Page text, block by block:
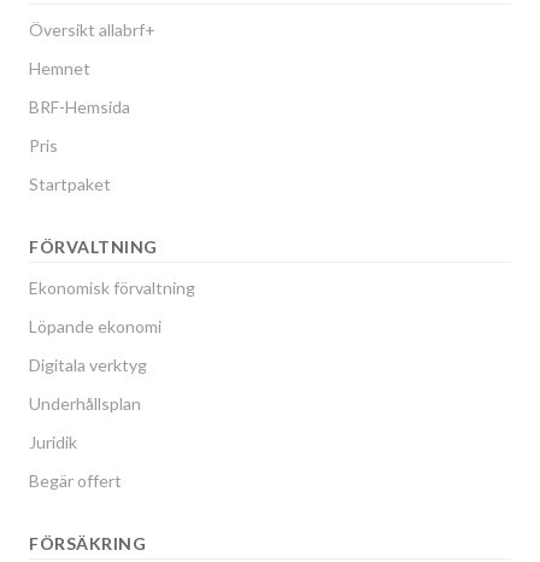
Översikt allabrf+
Hemnet
BRF-Hemsida
Pris
Startpaket
FÖRVALTNING
Ekonomisk förvaltning
Löpande ekonomi
Digitala verktyg
Underhållsplan
Juridik
Begär offert
FÖRSÄKRING